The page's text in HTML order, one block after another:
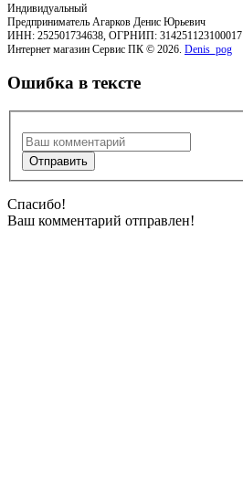
Индивидуальный
Предприниматель Агарков Денис Юрьевич
ИНН: 252501734638, ОГРНИП: 314251123100017
Интернет магазин Сервис ПК © 2026. Denis_pog
Ошибка в тексте
Спасибо!
Ваш комментарий отправлен!